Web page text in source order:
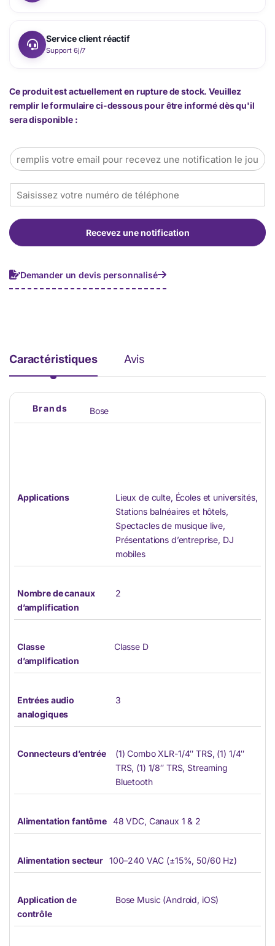
Service client réactif
Support 6j/7
Ce produit est actuellement en rupture de stock. Veuillez
remplir le formulaire ci-dessous pour être informé dès qu'il
sera disponible :
E
m
é
p
n
e
Recevez une notification
Demander un devis personnalisé
Caractéristiques Avis
Brands Bose
Applications
Lieux de culte, Écoles et universités,
Stations balnéaires et hôtels,
Spectacles de musique live,
Présentations d’entreprise, DJ
mobiles
Nombre de canaux
d’amplification
2
Classe
d’amplification
Classe D
Entrées audio
analogiques
3
Connecteurs d’entrée
(1) Combo XLR-1/4″ TRS, (1) 1/4″
TRS, (1) 1/8″ TRS, Streaming
Bluetooth
Alimentation fantôme 48 VDC, Canaux 1 & 2
Alimentation secteur 100–240 VAC (±15%, 50/60 Hz)
Application de
contrôle
Bose Music (Android, iOS)